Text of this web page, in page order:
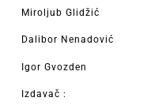
Miroljub Glidžić
Dalibor Nenadović
Igor Gvozden
Izdavač :